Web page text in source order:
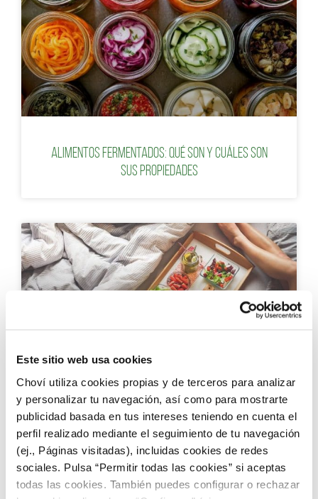
Este sitio web usa cookies
Choví utiliza cookies propias y de terceros para analizar
y personalizar tu navegación, así como para mostrarte
publicidad basada en tus intereses teniendo en cuenta el
perfil realizado mediante el seguimiento de tu navegación
(ej., Páginas visitadas), incluidas cookies de redes
sociales. Pulsa “Permitir todas las cookies” si aceptas
todas las cookies. También puedes configurar o rechazar
Alimentos fermentados: qué son y cuáles son
sus propiedades
15 Alimentos para dormir mejor y mejorar tu
calidad de vida